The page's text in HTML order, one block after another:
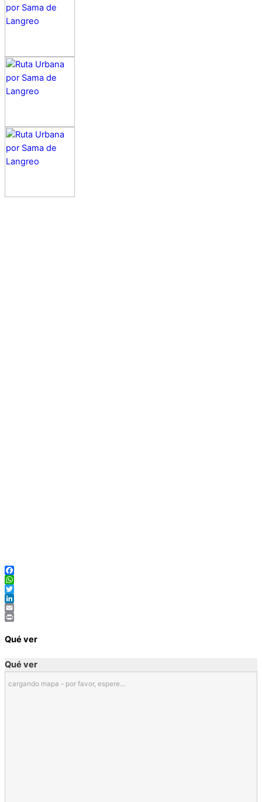
Facebook
WhatsApp
Twitter
LinkedIn
Email
Qué ver
Qué ver
cargando mapa - por favor, espere...